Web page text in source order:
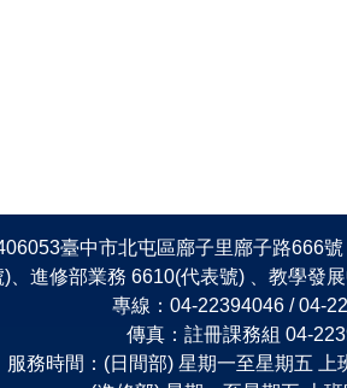
臺中市北屯區廍子里廍子路666
進修部業務 6610(代表號) 、教學發
專線：04-22394046 / 04-
傳真：註冊課務組 04-
服務時間：(日間部) 星期一至星期五 上